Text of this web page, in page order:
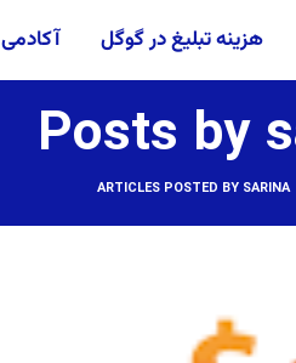
هزینه تبلیغ در گوگل آکادمی
Posts by
ARTICLES POSTED BY SARINA